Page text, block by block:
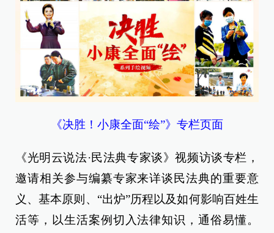
《决胜！小康全面“绘”》专栏页面
《光明云说法·民法典专家谈》视频访谈专栏，
邀请相关参与编纂专家来详谈民法典的重要意
义、基本原则、“出炉”历程以及如何影响百姓生
活等，以生活案例切入法律知识，通俗易懂。